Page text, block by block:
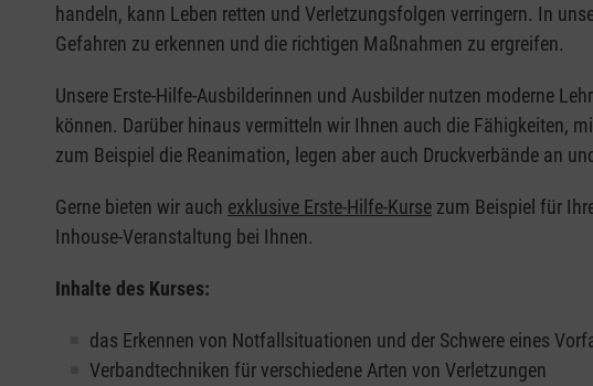
handeln, kann Leben retten und Verletzungsfolgen verringern. In
Gefahren zu erkennen und die richtigen Maßnahmen zu ergreifen.
Unsere Erste-Hilfe-Ausbilderinnen und Ausbilder nutzen moderne
können. Darüber hinaus vermitteln wir Ihnen auch die Fähigkeiten,
zum Beispiel die Reanimation, legen aber auch Druckverbände an
Gerne bieten wir auch exklusive Erste-Hilfe-Kurse zum Beispiel für
Inhouse-Veranstaltung bei Ihnen.
Inhalte des Kurses:
das Erkennen von Notfallsituationen und der Schwere eines
Verbandtechniken für verschiedene Arten von Verletzungen